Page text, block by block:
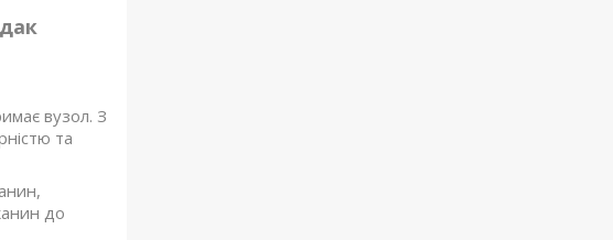
вузол. З
та
до